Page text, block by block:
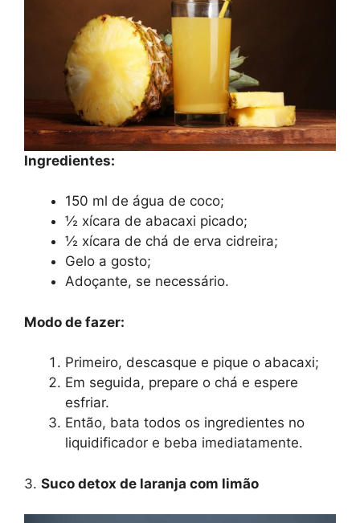
Ingredientes:
150 ml de água de coco;
½ xícara de abacaxi picado;
½ xícara de chá de erva cidreira;
Gelo a gosto;
Adoçante, se necessário.
Modo de fazer:
Primeiro, descasque e pique o abacaxi;
Em seguida, prepare o chá e espere
esfriar.
Então, bata todos os ingredientes no
liquidificador e beba imediatamente.
3. Suco detox de laranja com limão